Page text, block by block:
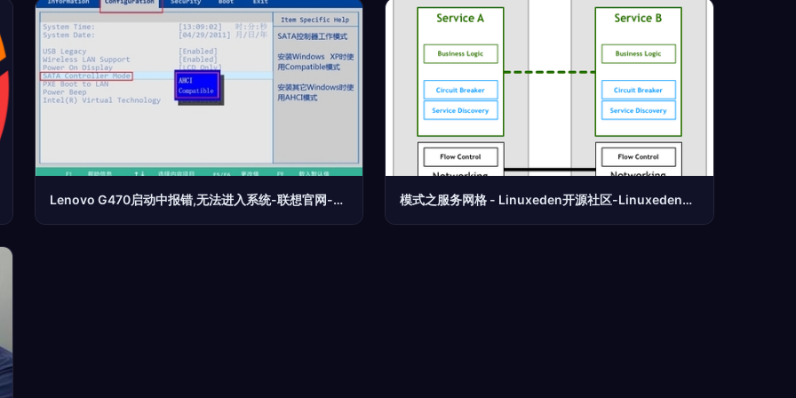
Lenovo G470启动中报错,无法进入系统-联想官网-联想服务-联想知识库-常见问题帮助-电脑问题解决方案 模式之服务网格 - Linuxeden开源社区-Linuxeden开源社区